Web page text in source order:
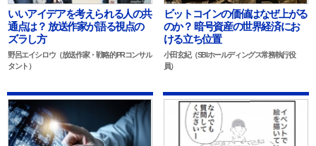
いいアイデアを考えられる人の共
通点は？ 放送作家が語る視点の
ズラし方
野呂エイシロウ（放送作家・戦略的PRコンサル
タント）
ビットコインの価値はなぜ上がる
のか？ 暗号資産の世界経済にお
ける立ち位置
小田玄紀（SBIホールディングス常務執行役
員）